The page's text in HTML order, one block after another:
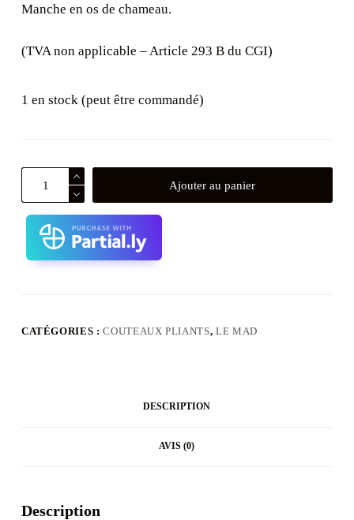
Manche en os de chameau.
(TVA non applicable – Article 293 B du CGI)
1 en stock (peut être commandé)
"Le
MAD"
Ajouter au panier
CATÉGORIES :COUTEAUX PLIANTS,LE MAD
DESCRIPTION
AVIS (0)
Description